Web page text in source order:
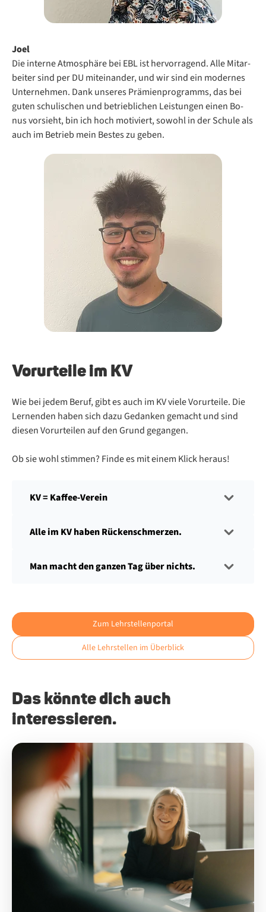
Joel
Die in­ter­ne At­mo­sphä­re bei EBL ist her­vor­ra­gend. Alle Mit­ar­
bei­ter sind per DU mit­ein­an­der, und wir sind ein mo­der­nes
Un­ter­neh­men. Dank un­se­res Prä­mi­en­pro­gramms, das bei
gu­ten schu­li­schen und be­trieb­li­chen Leis­tun­gen ei­nen Bo­
nus vor­sieht, bin ich hoch mo­ti­viert, so­wohl in der Schu­le als
auch im Be­trieb mein Bes­tes zu ge­ben.
Vor­ur­tei­le im KV
Wie bei je­dem Be­ruf, gibt es auch im KV vie­le Vor­ur­tei­le. Die
Ler­nen­den ha­ben sich dazu Ge­dan­ken ge­macht und sind
die­sen Vor­ur­tei­len auf den Grund ge­gan­gen.
Ob sie wohl stim­men? Fin­de es mit ei­nem Klick her­aus!
KV = Kaffee-Verein
Alle im KV haben Rückenschmerzen.
Man macht den ganzen Tag über nichts.
Zum Lehrstellenportal
Alle Lehrstellen im Überblick
Das könnte dich auch
interessieren.